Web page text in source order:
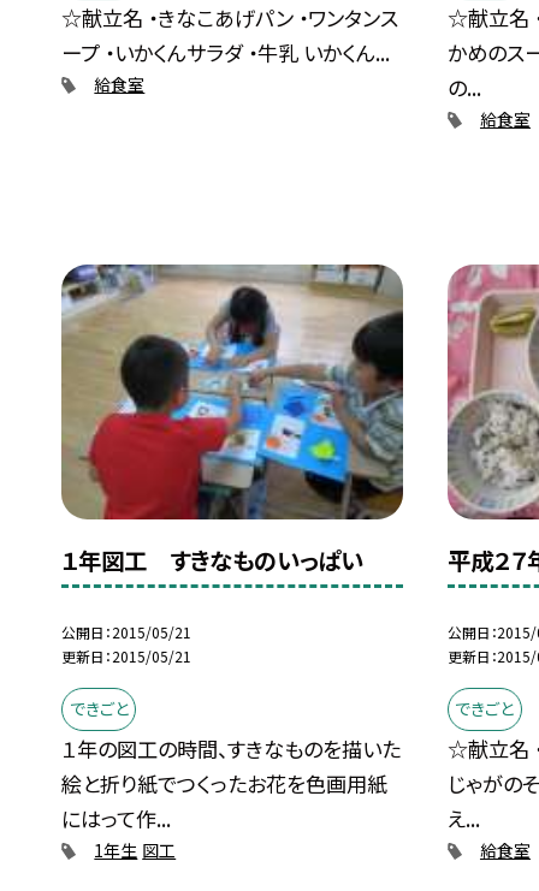
☆献立名 ・きなこあげパン ・ワンタンス
ープ ・いかくんサラダ ・牛乳 いかくん...
給食室
☆献立名
かめのス
の...
給食室
１年図工 すきなものいっぱい
公開日 2015/05/21
更新日 2015/05/21
できごと
１年の図工の時間、すきなものを描いた
絵と折り紙でつくったお花を色画用紙
にはって作...
1年生 図工
平成２７
公開日
更新日
できごと
☆献立名
じゃがの
え...
給食室